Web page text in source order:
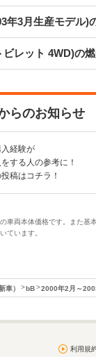
年3月生産モデル)
レット 4WD)の
らのお知らせ
経験が
する人の参考に！
稿はコチラ！
車両本体価格です。また基
ています。
車） bB 2000年2月～
利用規